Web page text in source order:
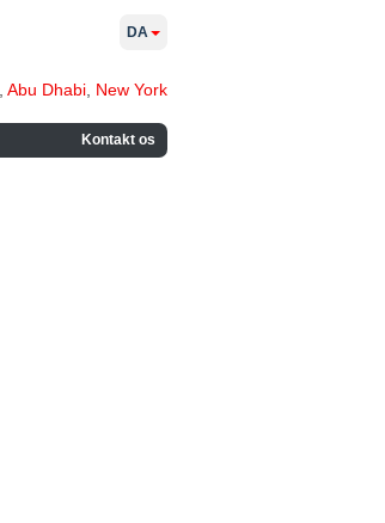
Abu Dhabi New York
Kontakt os
DA